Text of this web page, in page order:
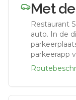
Met
Restaurant
auto. In de
parkeerapp